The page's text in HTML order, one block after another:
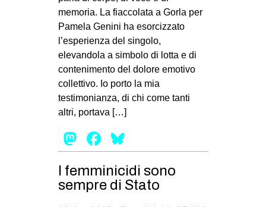
EUROPA
MEDIO ORIENTE
MONDO
EVENTI
in
bsky
memoria. La fiaccolata a Gorla per
Pamela Genini ha esorcizzato
l’esperienza del singolo,
elevandola a simbolo di lotta e di
contenimento del dolore emotivo
collettivo. Io porto la mia
testimonianza, di chi come tanti
altri, portava […]
Mastodon
Facebook
I femminicidi sono
sempre di Stato